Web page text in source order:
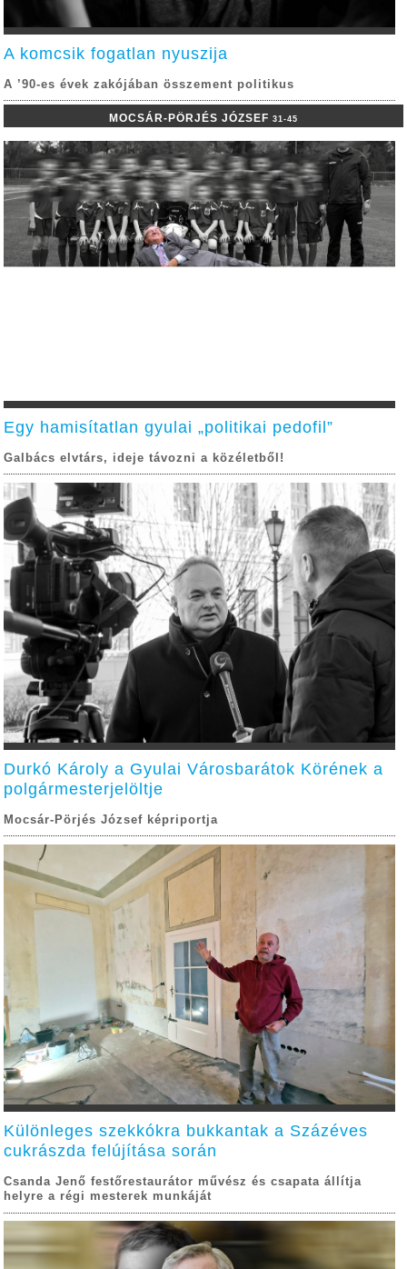
A komcsik fogatlan nyuszija
A ’90-es évek zakójában összement politikus
MOCSÁR-PÖRJÉS JÓZSEF31-45
Egy hamisítatlan gyulai „politikai pedofil”
Galbács elvtárs, ideje távozni a közéletből!
Durkó Károly a Gyulai Városbarátok Körének a
polgármesterjelöltje
Mocsár-Pörjés József képriportja
Különleges szekkókra bukkantak a Százéves
cukrászda felújítása során
Csanda Jenő festőrestaurátor művész és csapata állítja
helyre a régi mesterek munkáját